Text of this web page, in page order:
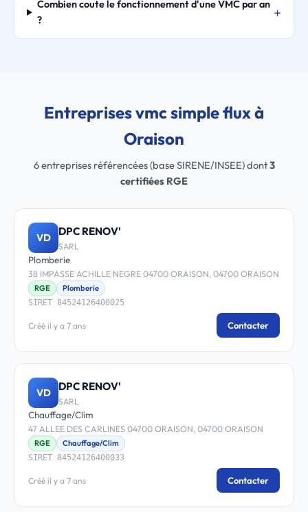
Combien coute le fonctionnement d'une VMC par an
?
Entreprises vmc simple flux à
Oraison
6 entreprises référencées (base SIRENE/INSEE) dont3
certifiées RGE
VD DPC RENOV'
SARL
Plomberie
38 IMPASSE ACHILLE NEGRE 04700 ORAISON, 04700 ORAISON
RGE
Plomberie
SIRET 84524126400025
Créé il y a 7 ans Contacter
VD DPC RENOV'
SARL
Chauffage/Clim
47 ALLEE DES CARLINES 04700 ORAISON, 04700 ORAISON
RGE
Chauffage/Clim
SIRET 84524126400033
Créé il y a 7 ans Contacter